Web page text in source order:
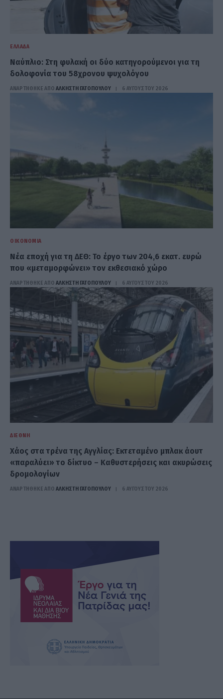
ΕΛΛΆΔΑ
Ναύπλιο: Στη φυλακή οι δύο κατηγορούμενοι για τη
δολοφονία του 58χρονου ψυχολόγου
ΑΝΑΡΤΗΘΗΚΕ ΑΠΟ ΆΛΚΗΣΤΗ ΓΑΤΟΠΟΎΛΟΥ 6 ΑΥΓΟΎΣΤΟΥ 2026
ΟΙΚΟΝΟΜΊΑ
Νέα εποχή για τη ΔΕΘ: Το έργο των 204,6 εκατ. ευρώ
που «μεταμορφώνει» τον εκθεσιακό χώρο
ΑΝΑΡΤΗΘΗΚΕ ΑΠΟ ΆΛΚΗΣΤΗ ΓΑΤΟΠΟΎΛΟΥ 6 ΑΥΓΟΎΣΤΟΥ 2026
ΔΙΕΘΝΉ
Χάος στα τρένα της Αγγλίας: Εκτεταμένο μπλακ άουτ
«παραλύει» το δίκτυο – Καθυστερήσεις και ακυρώσεις
δρομολογίων
ΑΝΑΡΤΗΘΗΚΕ ΑΠΟ ΆΛΚΗΣΤΗ ΓΑΤΟΠΟΎΛΟΥ 6 ΑΥΓΟΎΣΤΟΥ 2026